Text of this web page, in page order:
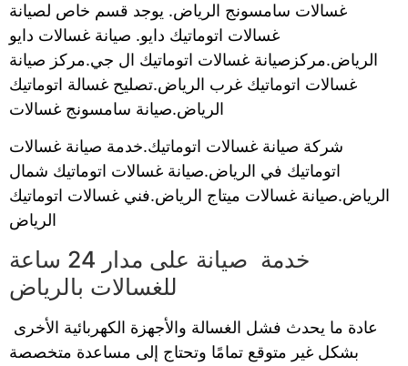
غسالات سامسونج الرياض. يوجد قسم خاص لصيانة
غسالات اتوماتيك دايو. صيانة غسالات دايو
الرياض.مركزصيانة غسالات اتوماتيك ال جي.مركز صيانة
غسالات اتوماتيك غرب الرياض.تصليح غسالة اتوماتيك
الرياض.صيانة سامسونج غسالات
شركة صيانة غسالات اتوماتيك.خدمة صيانة غسالات
اتوماتيك في الرياض.صيانة غسالات اتوماتيك شمال
الرياض.صيانة غسالات ميتاج الرياض.فني غسالات اتوماتيك
الرياض
خدمة صيانة على مدار 24 ساعة
للغسالات بالرياض
عادة ما يحدث فشل الغسالة والأجهزة الكهربائية الأخرى
بشكل غير متوقع تمامًا وتحتاج إلى مساعدة متخصصة